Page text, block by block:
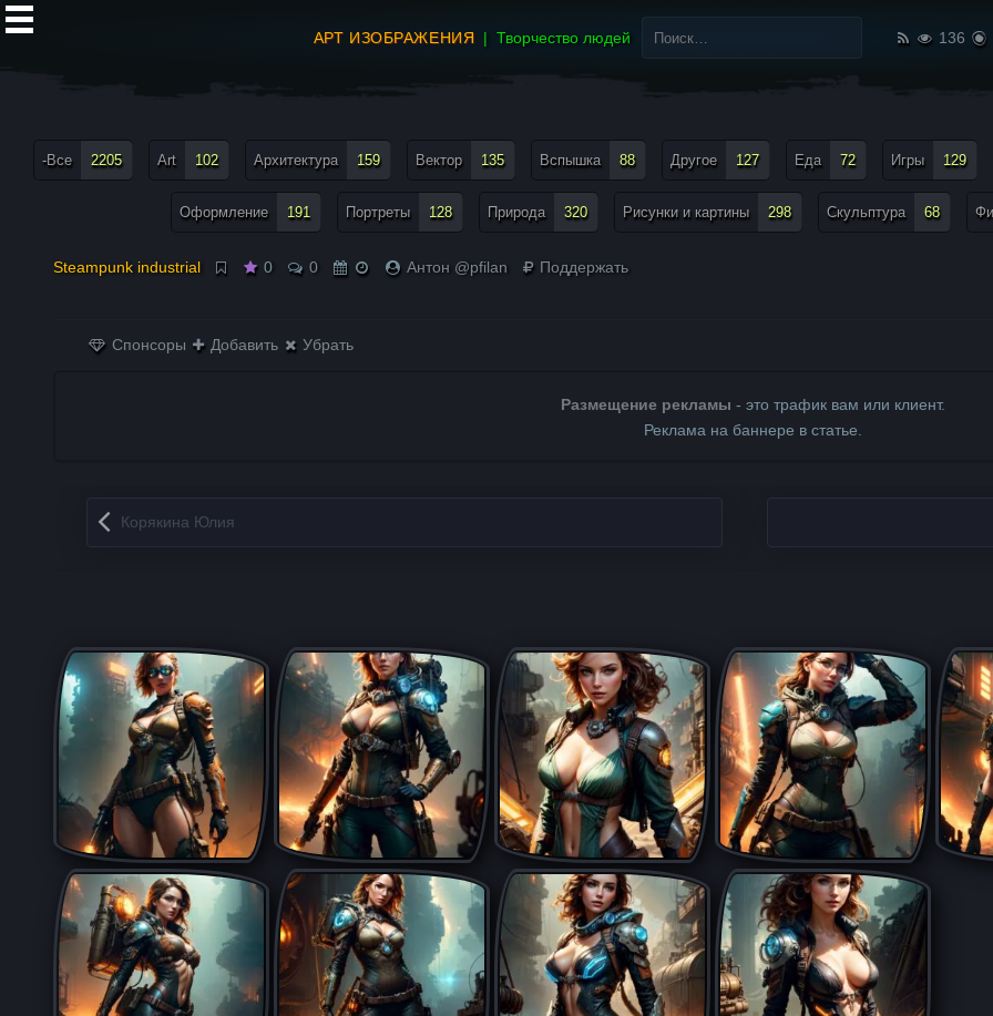
АРТ ИЗОБРАЖЕНИЯ Творчество людей
Найти:
136
-Все 2205 Art 102 Архитектура 159 Вектор 135 Вспышка 88 Другое 127 Еда 72 Игры 129
Оформление 191 Портреты 128 Природа 320 Рисунки и картины 298 Скульптура 68
Steampunk industrial 0 0 Антон @pfilan Поддержать
Спонсоры Добавить Убрать
Размещение рекламы - это трафик вам или клиент.
Реклама на баннере в статье.
Запись навигация
Корякина Юлия